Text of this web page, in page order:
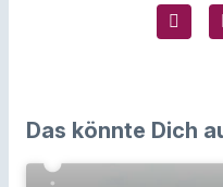
Das könnte Dich